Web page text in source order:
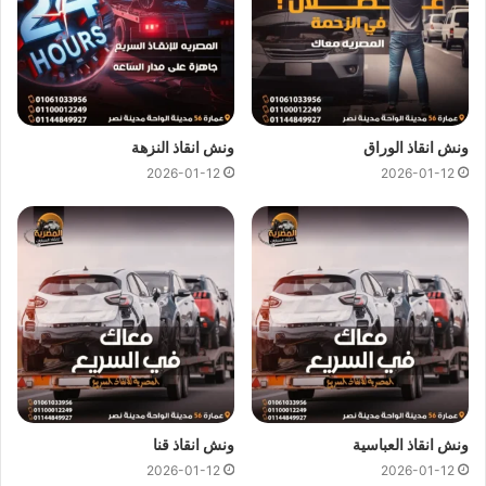
ارخص ونش انقاذ ، اسرع ونش انقاذ ، افضل ونش انقاذ ، اقرب ونش انقاذ ،
ونش انقاذ الوراق
2026-01-12
ونش انقاذ النزهة
2026-01-12
ونش انقاذ العباسية
2026-01-12
ونش انقاذ قنا
2026-01-12